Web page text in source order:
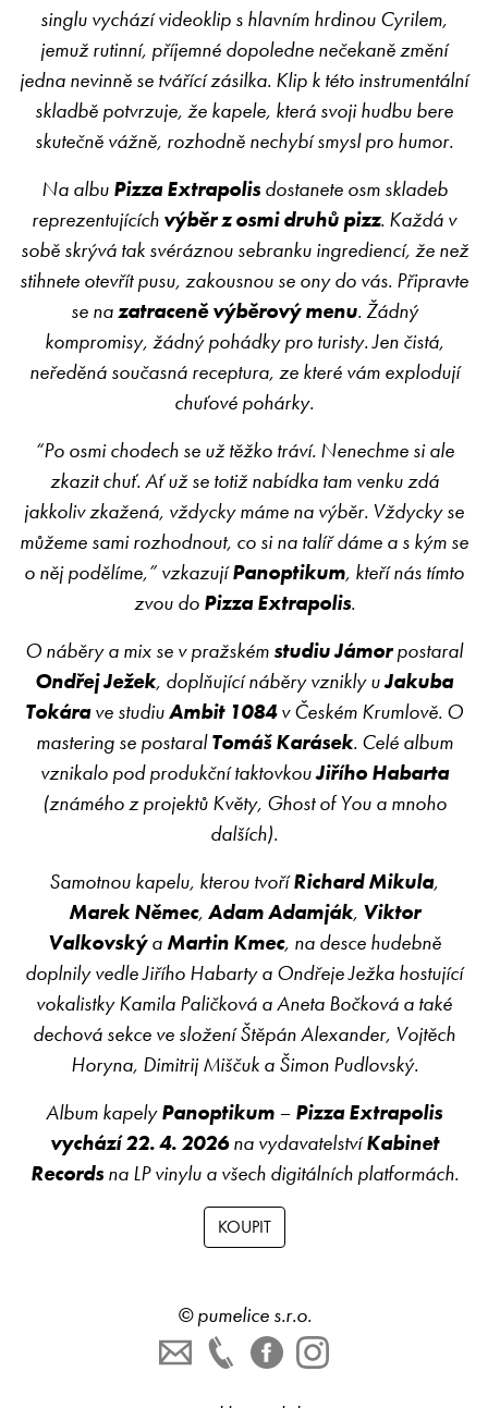
singlu vychází videoklip s hlavním hrdinou Cyrilem,
jemuž rutinní, příjemné dopoledne nečekaně změní
jedna nevinně se tvářící zásilka. Klip k této instrumentální
skladbě potvrzuje, že kapele, která svoji hudbu bere
skutečně vážně, rozhodně nechybí smysl pro humor.
Na albu Pizza Extrapolisdostanete osm skladeb
reprezentujících výběr z osmi druhů pizz. Každá v
sobě skrývá tak svéráznou sebranku ingrediencí, že než
stihnete otevřít pusu, zakousnou se ony do vás. Připravte
se nazatraceně výběrový menu. Žádný
kompromisy, žádný pohádky pro turisty. Jen čistá,
neředěná současná receptura, ze které vám explodují
chuťové pohárky.
“Po osmi chodech se už těžko tráví. Nenechme si ale
zkazit chuť. Ať už se totiž nabídka tam venku zdá
jakkoliv zkažená, vždycky máme na výběr. Vždycky se
můžeme sami rozhodnout, co si na talíř dáme a s kým se
o něj podělíme,” vzkazujíPanoptikum, kteří nás tímto
zvou do Pizza Extrapolis.
O náběry a mix se v pražském studiu Jámorpostaral
Ondřej Ježek, doplňující náběry vznikly uJakuba
Tokárave studiuAmbit 1084v Českém Krumlově. O
mastering se postaralTomáš Karásek. Celé album
vznikalo pod produkční taktovkouJiřího Habarta
(známého z projektů Květy, Ghost of You a mnoho
dalších).
Samotnou kapelu, kterou tvoříRichard Mikula,
Marek Němec, Adam Adamják, Viktor
Valkovskýa Martin Kmec, na desce hudebně
doplnily vedle Jiřího Habarty a Ondřeje Ježka hostující
vokalistky Kamila Paličková a Aneta Bočková a také
dechová sekce ve složení Štěpán Alexander, Vojtěch
Horyna, Dimitrij Miščuk a Šimon Pudlovský.
Album kapelyPanoptikum – Pizza Extrapolis
vychází 22. 4. 2026na vydavatelstvíKabinet
Recordsna LP vinylu a všech digitálních platformách.
©pumelice s.r.o.